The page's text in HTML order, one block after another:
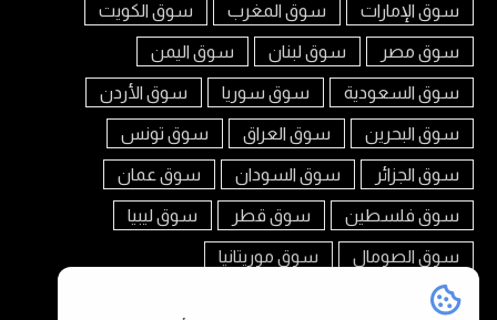
سوق الإمارات سوق المغرب سوق الكويت
سوق مصر سوق لبنان سوق اليمن
سوق السعودية سوق سوريا سوق الأردن
سوق البحرين سوق العراق سوق تونس
سوق الجزائر سوق السودان سوق عمان
سوق فلسطين سوق قطر سوق ليبيا
سوق الصومال سوق موريتانيا
تابعنا على